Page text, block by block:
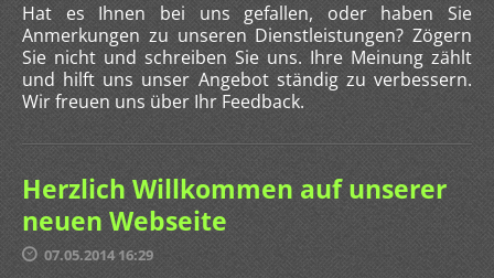
Hat es Ihnen bei uns gefallen, oder haben Sie
Anmerkungen zu unseren Dienstleistungen? Zögern
Sie nicht und schreiben Sie uns. Ihre Meinung zählt
und hilft uns unser Angebot ständig zu verbessern.
Wir freuen uns über Ihr Feedback.
Herzlich Willkommen auf unserer
neuen Webseite
07.05.2014 16:29